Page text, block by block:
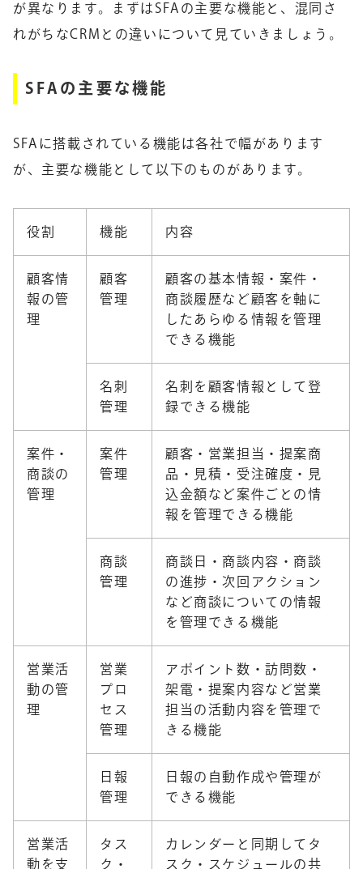
が異なります。まずはSFAの主要な機能と、混同さ
れがちなCRMとの違いについて見ていきましょう。
SFAの主要な機能
SFAに搭載されている機能は各社で幅があります
が、主要な機能として以下のものがあります。
役割 機能 内容
顧客情
報の管
理
顧客
管理
顧客の基本情報・案件・
商談履歴など顧客を軸に
したあらゆる情報を管理
できる機能
名刺
管理
名刺を顧客情報として登
録できる機能
案件・
商談の
管理
案件
管理
顧客・営業担当・提案商
品・見積・受注確度・見
込金額など案件ごとの情
報を管理できる機能
商談
管理
商談日・商談内容・商談
の進捗・次回アクション
など商談についての情報
を管理できる機能
営業活
動の管
理
営業
プロ
セス
管理
アポイント数・訪問数・
架電・提案内容など営業
担当の活動内容を管理で
きる機能
日報
管理
日報の自動作成や管理が
できる機能
営業活
動を支
タス
ク・
カレンダーと同期してタ
スク・スケジュールの共